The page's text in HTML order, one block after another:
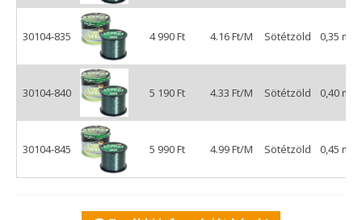
30104-835 4 990 Ft 4.16 Ft/M Sötétzöld 0,35 mm
30104-840 5 190 Ft 4.33 Ft/M Sötétzöld 0,40 mm
30104-845 5 990 Ft 4.99 Ft/M Sötétzöld 0,45 mm